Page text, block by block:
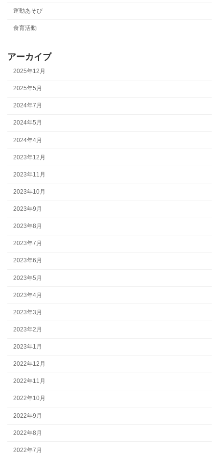
運動あそび
食育活動
アーカイブ
2025年12月
2025年5月
2024年7月
2024年5月
2024年4月
2023年12月
2023年11月
2023年10月
2023年9月
2023年8月
2023年7月
2023年6月
2023年5月
2023年4月
2023年3月
2023年2月
2023年1月
2022年12月
2022年11月
2022年10月
2022年9月
2022年8月
2022年7月